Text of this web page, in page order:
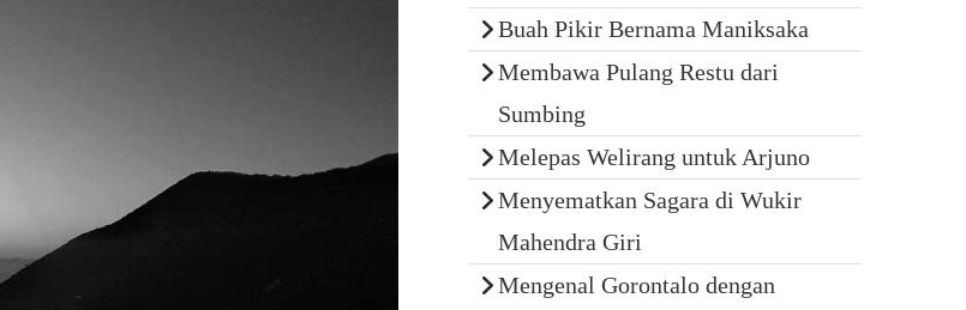
Buah Pikir Bernama Maniksaka
Membawa Pulang Restu dari
Sumbing
Melepas Welirang untuk Arjuno
Menyematkan Sagara di Wukir
Mahendra Giri
Mengenal Gorontalo dengan